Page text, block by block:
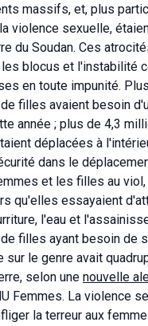
massifs, et, plus
violence sexuelle,
du Soudan. Ces
blocus et l'instabilité
en toute impunité.
filles avaient besoin
année ; plus de 4,3
déplacées à
dans le
et les filles au viol,
qu'elles essayaient
l'eau et
filles ayant besoin de
sur le genre avait
selon une nouvelle
Femmes. La violence
la terreur aux